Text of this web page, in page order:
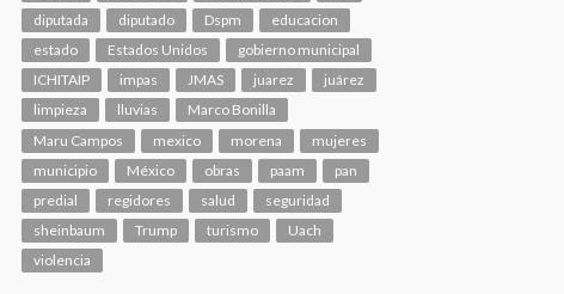
diputada
diputado Dspm
educacion
estado
Estados Unidos
gobierno municipal
ICHITAIP
impas JMAS juarez
juárez
limpieza
lluvias
Marco Bonilla
Maru Campos
mexico morena
mujeres
municipio
México obras paam
pan
predial
regidores salud
seguridad
sheinbaum
Trump turismo
Uach
violencia